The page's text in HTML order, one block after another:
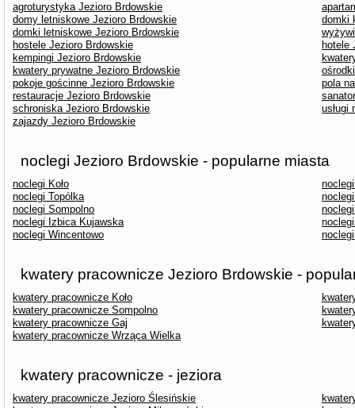
agroturystyka Jezioro Brdowskie
domy letniskowe Jezioro Brdowskie
domki
domki letniskowe Jezioro Brdowskie
hostele Jezioro Brdowskie
hotele
kempingi Jezioro Brdowskie
kwatery prywatne Jezioro Brdowskie
pokoje gościnne Jezioro Brdowskie
pola
restauracje Jezioro Brdowskie
schroniska Jezioro Brdowskie
usługi
zajazdy Jezioro Brdowskie
noclegi Jezioro Brdowskie - popularne miasta
noclegi Koło
noclegi Topólka
noclegi Sompolno
noclegi Izbica Kujawska
noclegi Wincentowo
kwatery pracownicze Jezioro Brdowskie -
kwatery pracownicze Koło
kwatery pracownicze Sompolno
kwatery pracownicze Gaj
kwatery pracownicze Wrząca Wielka
kwatery pracownicze - jeziora
kwatery pracownicze Jezioro Ślesińskie